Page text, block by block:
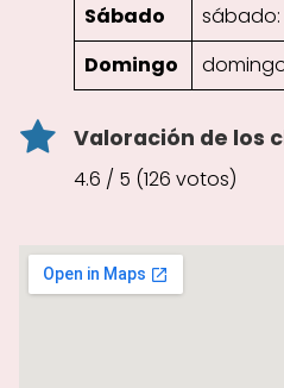
Sábado
sábado:
Domingo
Valoración de los
4.6 / 5 (126 votos)